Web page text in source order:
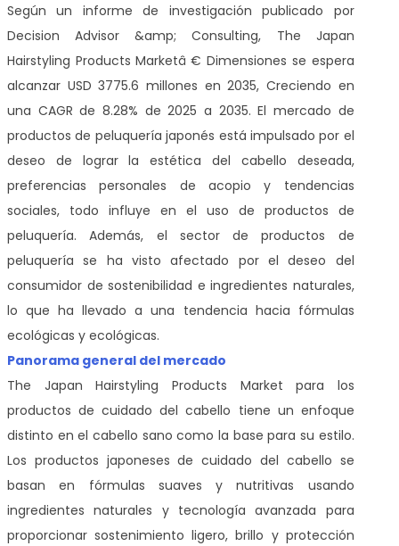
Según un informe de investigación publicado por
Decision Advisor &amp; Consulting, The Japan
Hairstyling Products Marketâ € Dimensiones se espera
alcanzar USD 3775.6 millones en 2035, Creciendo en
una CAGR de 8.28% de 2025 a 2035. El mercado de
productos de peluquería japonés está impulsado por el
deseo de lograr la estética del cabello deseada,
preferencias personales de acopio y tendencias
sociales, todo influye en el uso de productos de
peluquería. Además, el sector de productos de
peluquería se ha visto afectado por el deseo del
consumidor de sostenibilidad e ingredientes naturales,
lo que ha llevado a una tendencia hacia fórmulas
ecológicas y ecológicas.
Panorama general del mercado
The Japan Hairstyling Products Market
para los
productos de cuidado del cabello tiene un enfoque
distinto en el cabello sano como la base para su estilo.
Los productos japoneses de cuidado del cabello se
basan en fórmulas suaves y nutritivas usando
ingredientes naturales y tecnología avanzada para
proporcionar sostenimiento ligero, brillo y protección